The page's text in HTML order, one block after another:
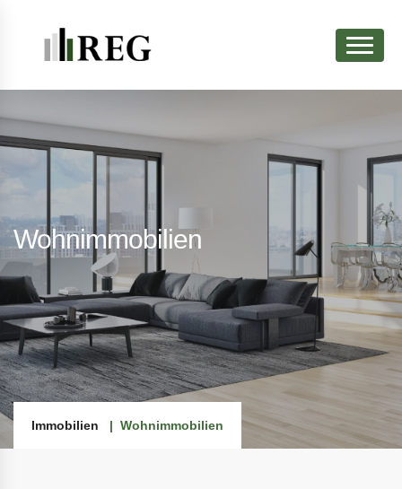
Wohnimmobilien
Immobilien Wohnimmobilien